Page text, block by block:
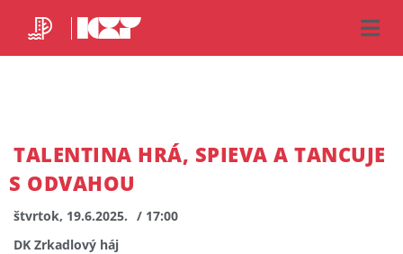
TALENTINA HRÁ, SPIEVA A TANCUJE
S ODVAHOU
štvrtok, 19.6.2025. / 17:00
DK Zrkadlový háj